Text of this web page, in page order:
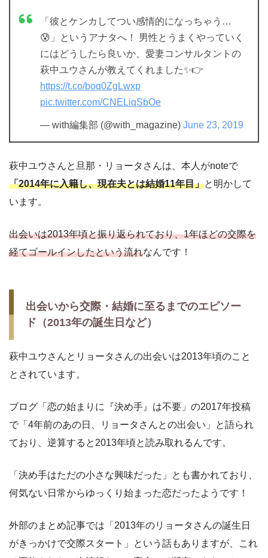
「彼とケンカしてつい感情的になっちゃう…
😰」というアナタへ！ 男性とうまくやっていく
にはどうしたら良いか、愛妻コンサルタントの
萩中ユウさんが教えてくれました✨👉
https://t.co/boq0ZgLwxp
pic.twitter.com/CNELiqSbOe
— with編集部 (@with_magazine) June 23, 2019
萩中ユウさんと旦那・リョータさんは、本人がnoteで
「2014年に入籍し、現在夫とは結婚11年目」と明かして
います。
出会いは2013年頃と振り返られており、1年ほどの交際を
経てゴールインしたという流れなんです！
出会いから交際・結婚に至るまでのエピソー
ド（2013年の誕生日など）
萩中ユウさんとリョータさんの出会いは2013年頃のこと
とされています。
ブログ「恋の始まりに『決め手』は不要」の2017年投稿
で「4年前のあの日、リョータさんとの出会い」と語られ
ており、逆算すると2013年頃と読み取れるんです。
「決め手はただの小さな興味だった」とも書かれており、
何気ない日常からゆっくり始まった恋だったようです！
外部のまとめ記事では「2013年のリョータさんの誕生日
がきっかけで交際スタート」という話もありますが、これ